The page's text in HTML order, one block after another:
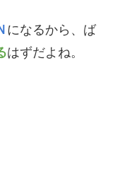
になるから、ば
はずだよね。